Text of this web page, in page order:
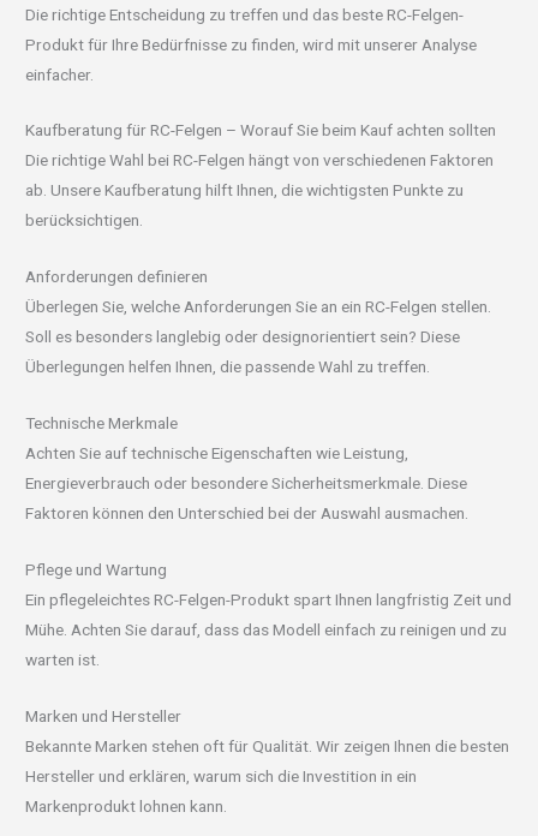
Die richtige Entscheidung zu treffen und das beste RC-Felgen-
Produkt für Ihre Bedürfnisse zu finden, wird mit unserer Analyse
einfacher.
Kaufberatung für RC-Felgen – Worauf Sie beim Kauf achten sollten
Die richtige Wahl bei RC-Felgen hängt von verschiedenen Faktoren
ab. Unsere Kaufberatung hilft Ihnen, die wichtigsten Punkte zu
berücksichtigen.
Anforderungen definieren
Überlegen Sie, welche Anforderungen Sie an ein RC-Felgen stellen.
Soll es besonders langlebig oder designorientiert sein? Diese
Überlegungen helfen Ihnen, die passende Wahl zu treffen.
Technische Merkmale
Achten Sie auf technische Eigenschaften wie Leistung,
Energieverbrauch oder besondere Sicherheitsmerkmale. Diese
Faktoren können den Unterschied bei der Auswahl ausmachen.
Pflege und Wartung
Ein pflegeleichtes RC-Felgen-Produkt spart Ihnen langfristig Zeit und
Mühe. Achten Sie darauf, dass das Modell einfach zu reinigen und zu
warten ist.
Marken und Hersteller
Bekannte Marken stehen oft für Qualität. Wir zeigen Ihnen die besten
Hersteller und erklären, warum sich die Investition in ein
Markenprodukt lohnen kann.